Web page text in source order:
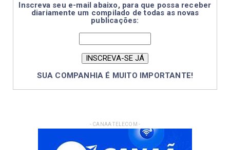
Inscreva seu e-mail abaixo, para que possa receber
diariamente um compilado de todas as novas
publicações:
SUA COMPANHIA É MUITO IMPORTANTE!
- CANAA TELECOM -